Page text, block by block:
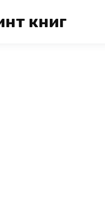
книг